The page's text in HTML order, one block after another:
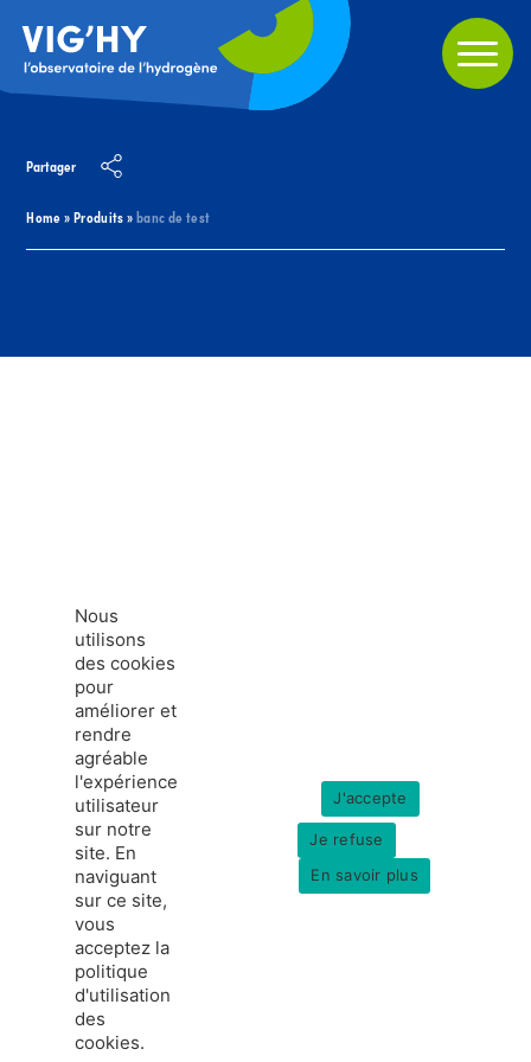
Home»Produits»banc de test
Partager
france-hydrogene.org
Données personnelles
Mentions légales
Nous
utilisons
des cookies
pour
améliorer et
rendre
agréable
l'expérience
utilisateur
sur notre
site. En
naviguant
sur ce site,
vous
acceptez la
politique
d'utilisation
des
cookies.
J'accepte
Je refuse
En savoir plus